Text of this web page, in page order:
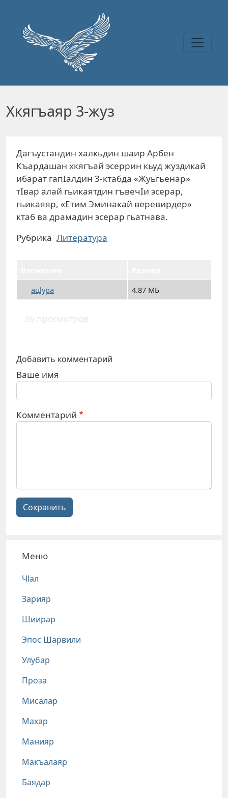
Хкягъаяр 3-жуз
Дагъустандин халкьдин шаир Арбен
Къардашан хкягъай эсеррин кьуд жуздикай
ибарат гапIалдин 3-ктабда «Жуьгьенар»
тIвар алай гьикаятдин гъвечIи эсерар,
гьикаяяр, «Етим Эминакай веревирдер»
ктаб ва драмадин эсерар гьатнава.
Рубрика Литература
ацlура
4.87 МБ
36 просмотров
Добавить комментарий
Ваше имя
Комментарий
Сохранить
Меню
Чlал
Зарияр
Шиирар
Эпос Шарвили
Улубар
Проза
Мисалар
Махар
Манияр
Макъалаяр
Баядар